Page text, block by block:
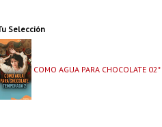
Selección
COMO AGUA PARA CHOCOLATE